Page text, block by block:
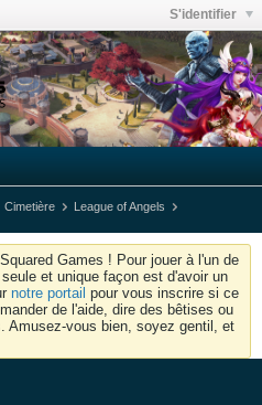
S'identifier
Cimetière
League of Angels
Games ! Pour jouer à l'un de
et unique façon est d'avoir un
notre portail pour vous inscrire si ce
de l'aide, dire des bêtises ou
Amusez-vous bien, soyez gentil, et